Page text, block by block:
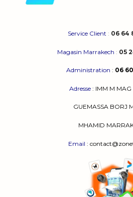
Service Client : 06 64
Magasin Marrakech : 05
Administration : 06
Adresse : IMM M MAG
GUEMASSA BORJ
MHAMID
Email :